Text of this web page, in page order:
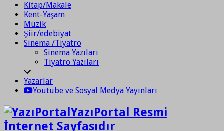
Kitap/Makale
Kent-Yaşam
Müzik
Şiir/edebiyat
Sinema /Tiyatro
Sinema Yazıları
Tiyatro Yazıları
Yazarlar
Youtube ve Sosyal Medya Yayınları
YazıPortal Resmi
İnternet Sayfasıdır